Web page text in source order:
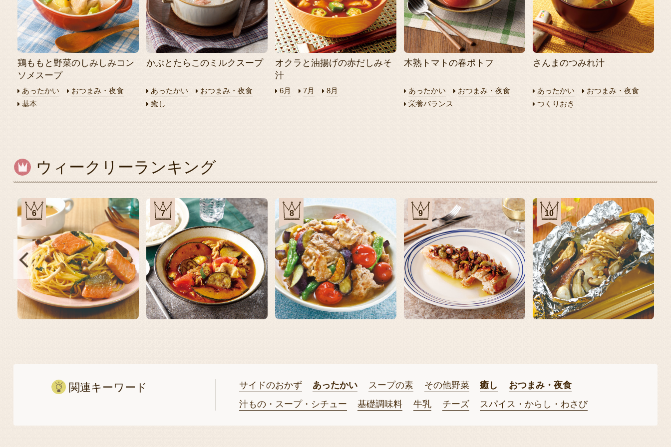
鶏ももと野菜のしみしみコン
ソメスープ
あったかい
おつまみ・夜食
基本
かぶとたらこのミルクスープ
あったかい
おつまみ・夜食
癒し
オクラと油揚げの赤だしみそ
汁
6月 7月 8月
木熟トマトの春ポトフ
あったかい
おつまみ・夜食
栄養バランス
さんまのつみれ汁
あったかい
おつまみ・夜食
つくりおき
ウィークリーランキング
6 7 8 9 10
関連キーワード サイドのおかず あったかい スープの素 その他野菜 癒し
おつまみ・夜食
汁もの・スープ・シチュー
基礎調味料 牛乳 チーズ スパイス・からし・わさび